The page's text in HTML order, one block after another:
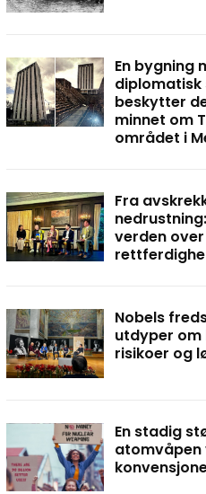
En bygning
diplomatisk
beskytter
minnet om
området i
Fra
verden
Nobels
utdyper om
risikoer og
En stadig
atomvåpen